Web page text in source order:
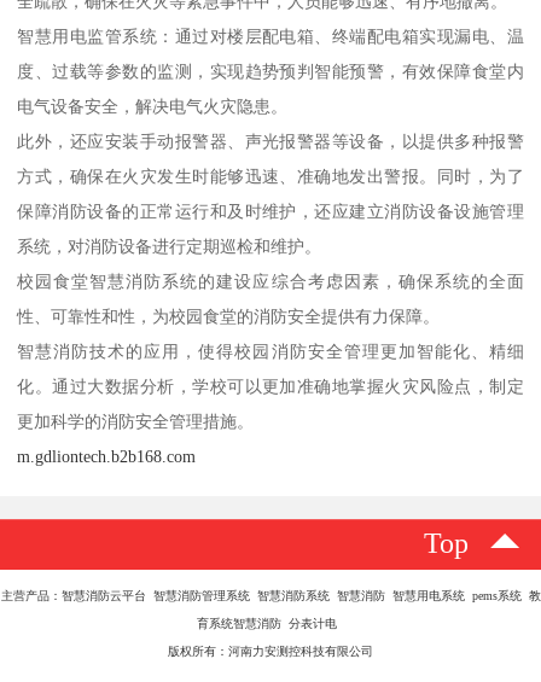
智慧用电监管系统：通过对楼层配电箱、终端配电箱实现漏电、温
度、过载等参数的监测，实现趋势预判智能预警，有效保障食堂内
电气设备安全，解决电气火灾隐患。
此外，还应安装手动报警器、声光报警器等设备，以提供多种报警
方式，确保在火灾发生时能够迅速、准确地发出警报。同时，为了
保障消防设备的正常运行和及时维护，还应建立消防设备设施管理
系统，对消防设备进行定期巡检和维护。
校园食堂智慧消防系统的建设应综合考虑因素，确保系统的全面
性、可靠性和性，为校园食堂的消防安全提供有力保障。
智慧消防技术的应用，使得校园消防安全管理更加智能化、精细
化。通过大数据分析，学校可以更加准确地掌握火灾风险点，制定
更加科学的消防安全管理措施。
m.gdliontech.b2b168.com
Top
主营产品：智慧消防云平台 智慧消防管理系统 智慧消防系统 智慧消防 智慧用电系统 pems系统 教
育系统智慧消防 分表计电
版权所有：河南力安测控科技有限公司